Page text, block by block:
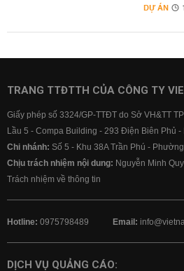
DỰ ÁN
TRANG TTĐTTH CỦA CÔNG TY
Giấy phép số 3324/GP-TTĐT do Sở VH&TT
Lầu 5 - Compa Building - 293 Điện Biên Phủ
Chi nhánh: Số 5 - Khu 38A Trần Phú -
Chịu trách nhiệm nội dung: Nguyễn Minh
Trách nhiệm về thông tin
Hotline: 0975798489 Email:
DỊCH VỤ QUẢNG CÁO: